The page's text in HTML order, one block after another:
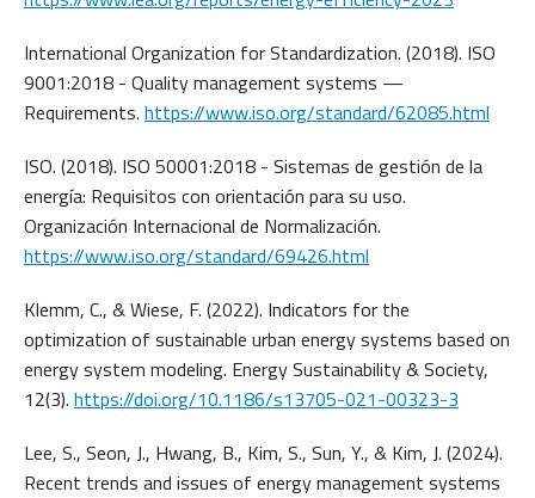
International Organization for Standardization. (2018). ISO
9001:2018 - Quality management systems —
Requirements. https://www.iso.org/standard/62085.html
ISO. (2018). ISO 50001:2018 - Sistemas de gestión de la
energía: Requisitos con orientación para su uso.
Organización Internacional de Normalización.
https://www.iso.org/standard/69426.html
Klemm, C., & Wiese, F. (2022). Indicators for the
optimization of sustainable urban energy systems based on
energy system modeling. Energy Sustainability & Society,
12(3). https://doi.org/10.1186/s13705-021-00323-3
Lee, S., Seon, J., Hwang, B., Kim, S., Sun, Y., & Kim, J. (2024).
Recent trends and issues of energy management systems